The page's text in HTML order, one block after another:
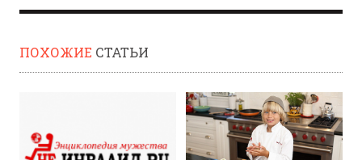
ПОХОЖИЕ СТАТЬИ